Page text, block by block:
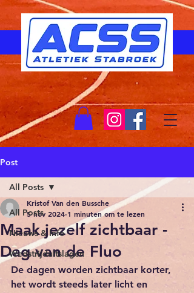
Post
All Posts
Nieuws & Info
Wedstrijduitslagen
All Posts
Maak jezelf zichtbaar -
Dag van de Fluo
Kristof Van den Bussche
5 nov 2024 1 minuten om te lezen
De dagen worden zichtbaar korter,
het wordt steeds later licht en